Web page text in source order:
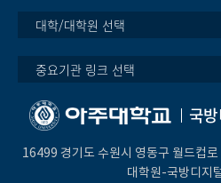
대학/대학원 선택
중요기관 링크 선택
국
16499 경기도 수원시 영동구 월드컵
대학원-국방디지